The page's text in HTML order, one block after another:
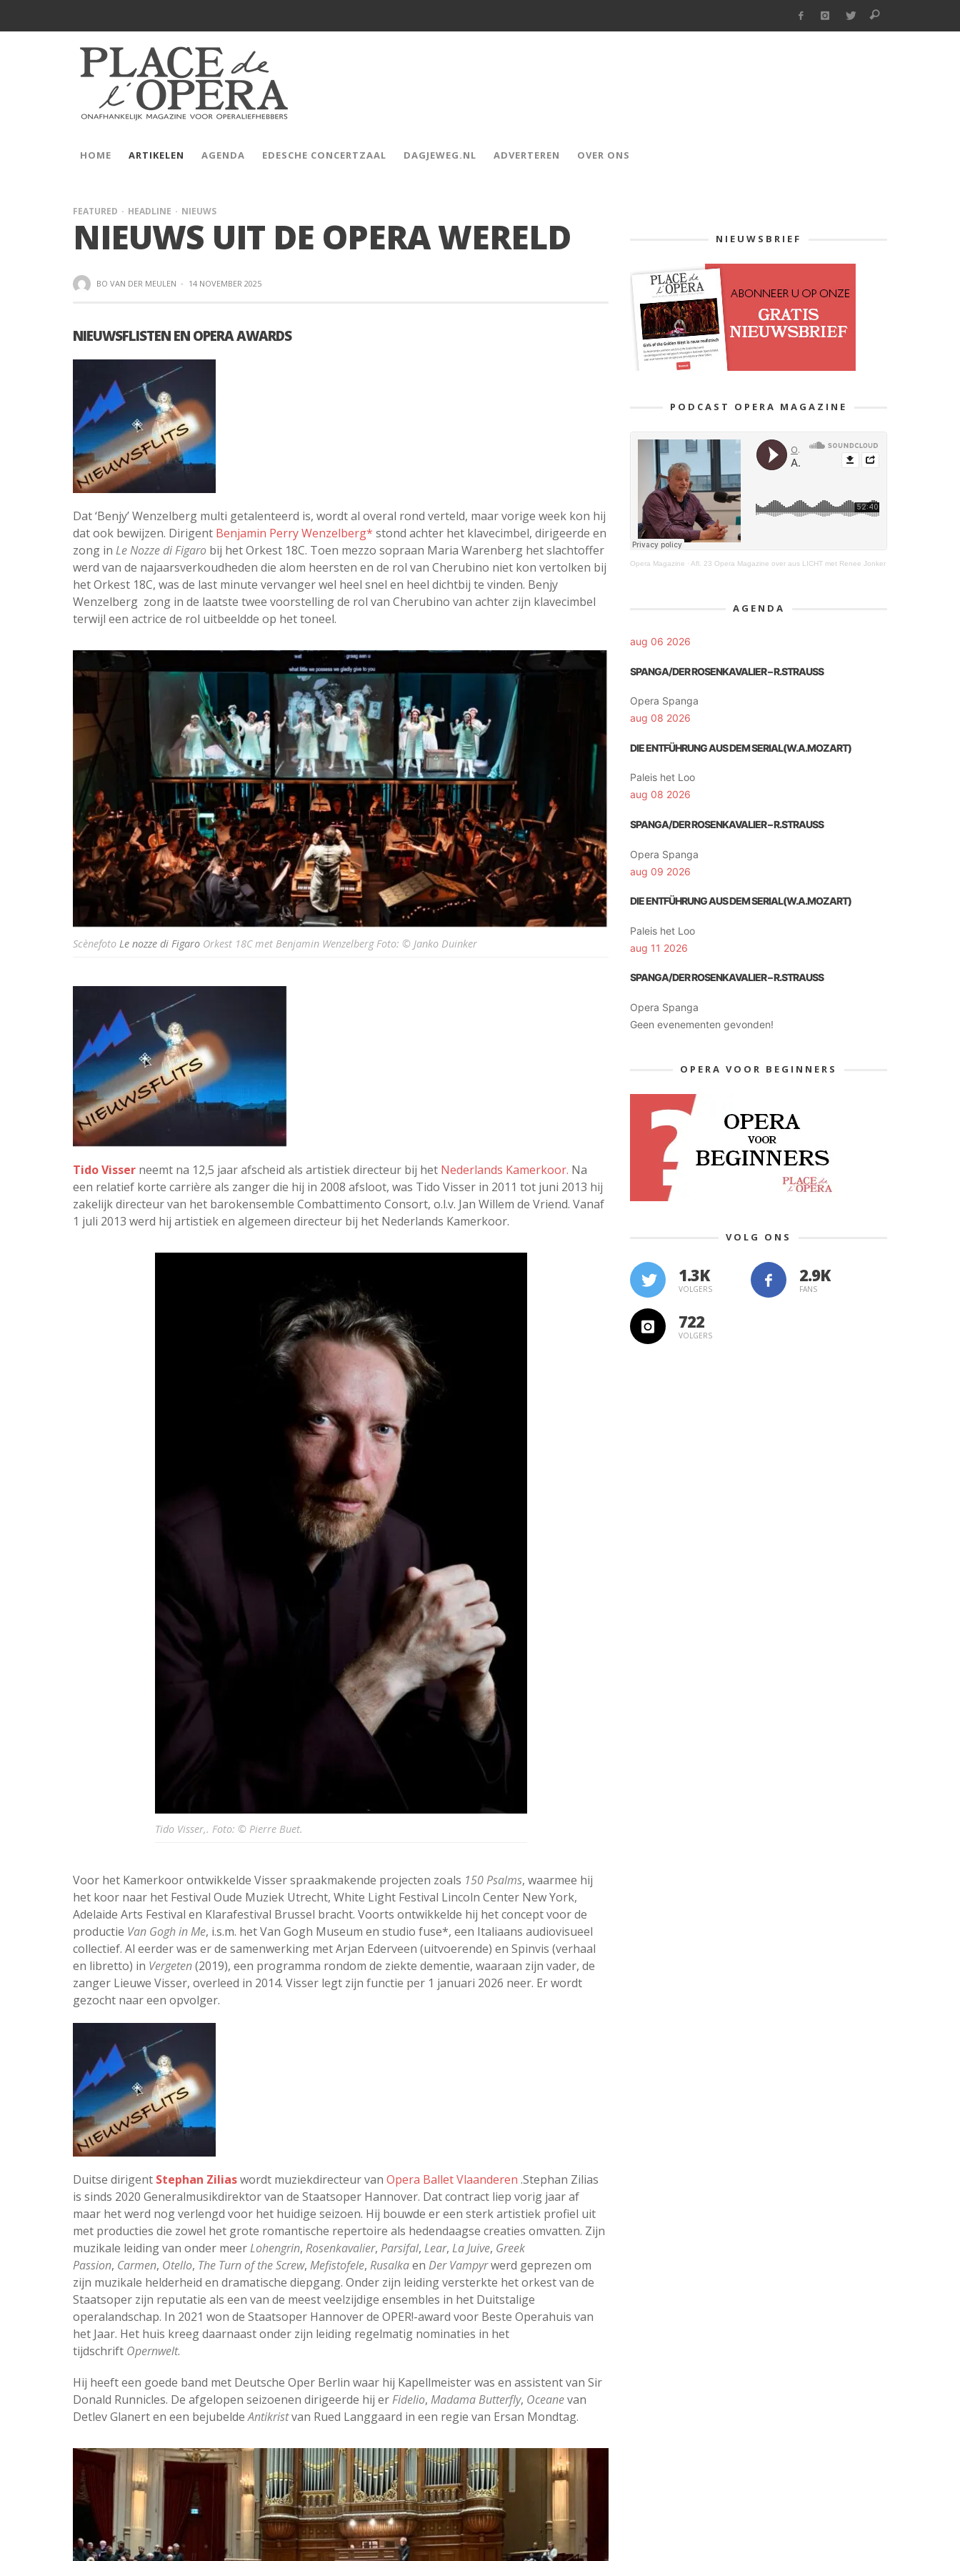
HOME ARTIKELEN AGENDA EDESCHE CONCERTZAAL DAGJEWEG.NL ADVERTEREN OVER ONS
FEATURED HEADLINE NIEUWS
NIEUWS UIT DE OPERA WERELD
BO VAN DER MEULEN · 14 NOVEMBER 2025
NIEUWSFLISTEN EN OPERA AWARDS
Dat ‘Benjy’ Wenzelberg multi getalenteerd is, wordt al overal rond verteld, maar vorige week kon hij
dat ook bewijzen. Dirigent Benjamin Perry Wenzelberg* stond achter het klavecimbel, dirigeerde en
zong in Le Nozze di Figaro bij het Orkest 18C. Toen mezzo sopraan Maria Warenberg het slachtoffer
werd van de najaarsverkoudheden die alom heersten en de rol van Cherubino niet kon vertolken bij
het Orkest 18C, was de last minute vervanger wel heel snel en heel dichtbij te vinden. Benjy
Wenzelberg zong in de laatste twee voorstelling de rol van Cherubino van achter zijn klavecimbel
terwijl een actrice de rol uitbeeldde op het toneel.
Scènefoto Le nozze di Figaro Orkest 18C met Benjamin Wenzelberg Foto: © Janko Duinker
Tido Visser neemt na 12,5 jaar afscheid als artistiek directeur bij het Nederlands Kamerkoor. Na
een relatief korte carrière als zanger die hij in 2008 afsloot, was Tido Visser in 2011 tot juni 2013 hij
zakelijk directeur van het barokensemble Combattimento Consort, o.l.v. Jan Willem de Vriend. Vanaf
1 juli 2013 werd hij artistiek en algemeen directeur bij het Nederlands Kamerkoor.
Tido Visser,. Foto: © Pierre Buet.
Voor het Kamerkoor ontwikkelde Visser spraakmakende projecten zoals 150 Psalms, waarmee hij
het koor naar het Festival Oude Muziek Utrecht, White Light Festival Lincoln Center New York,
Adelaide Arts Festival en Klarafestival Brussel bracht. Voorts ontwikkelde hij het concept voor de
productie Van Gogh in Me, i.s.m. het Van Gogh Museum en studio fuse*, een Italiaans audiovisueel
collectief. Al eerder was er de samenwerking met Arjan Ederveen (uitvoerende) en Spinvis (verhaal
en libretto) in Vergeten(2019), een programma rondom de ziekte dementie, waaraan zijn vader, de
zanger Lieuwe Visser, overleed in 2014. Visser legt zijn functie per 1 januari 2026 neer. Er wordt
gezocht naar een opvolger.
Duitse dirigent Stephan Ziliaswordt muziekdirecteur van Opera Ballet Vlaanderen .Stephan Zilias
is sinds 2020 Generalmusikdirektor van de Staatsoper Hannover. Dat contract liep vorig jaar af
maar het werd nog verlengd voor het huidige seizoen. Hij bouwde er een sterk artistiek profiel uit
met producties die zowel het grote romantische repertoire als hedendaagse creaties omvatten. Zijn
muzikale leiding van onder meerLohengrin, Rosenkavalier, Parsifal, Lear, La Juive, Greek
Passion, Carmen, Otello, The Turn of the Screw, Mefistofele, Rusalkaen Der Vampyrwerd geprezen om
zijn muzikale helderheid en dramatische diepgang. Onder zijn leiding versterkte het orkest van de
Staatsoper zijn reputatie als een van de meest veelzijdige ensembles in het Duitstalige
operalandschap. In 2021 won de Staatsoper Hannover de OPER!-award voor Beste Operahuis van
het Jaar. Het huis kreeg daarnaast onder zijn leiding regelmatig nominaties in het
tijdschrift Opernwelt.
Hij heeft een goede band met Deutsche Oper Berlin waar hij Kapellmeister was en assistent van Sir
Donald Runnicles. De afgelopen seizoenen dirigeerde hij erFidelio, Madama Butterfly, Oceanevan
Detlev Glanert en een bejubeldeAntikristvan Rued Langgaard in een regie van Ersan Mondtag.
NIEUWSBRIEF
PODCAST OPERA MAGAZINE
Opera Magazine · Afl. 23 Opera Magazine over aus LICHT met Renee Jonker
AGENDA
aug 06 2026
SPANGA/DER ROSENKAVALIER – R.STRAUSS
Opera Spanga
aug 08 2026
DIE ENTFÜHRUNG AUS DEM SERIAL(W.A.MOZART)
Paleis het Loo
aug 08 2026
SPANGA/DER ROSENKAVALIER – R.STRAUSS
Opera Spanga
aug 09 2026
DIE ENTFÜHRUNG AUS DEM SERIAL(W.A.MOZART)
Paleis het Loo
aug 11 2026
SPANGA/DER ROSENKAVALIER – R.STRAUSS
Opera Spanga
Geen evenementen gevonden!
OPERA VOOR BEGINNERS
VOLG ONS
1.3K
VOLGERS FANS
722
VOLGERS